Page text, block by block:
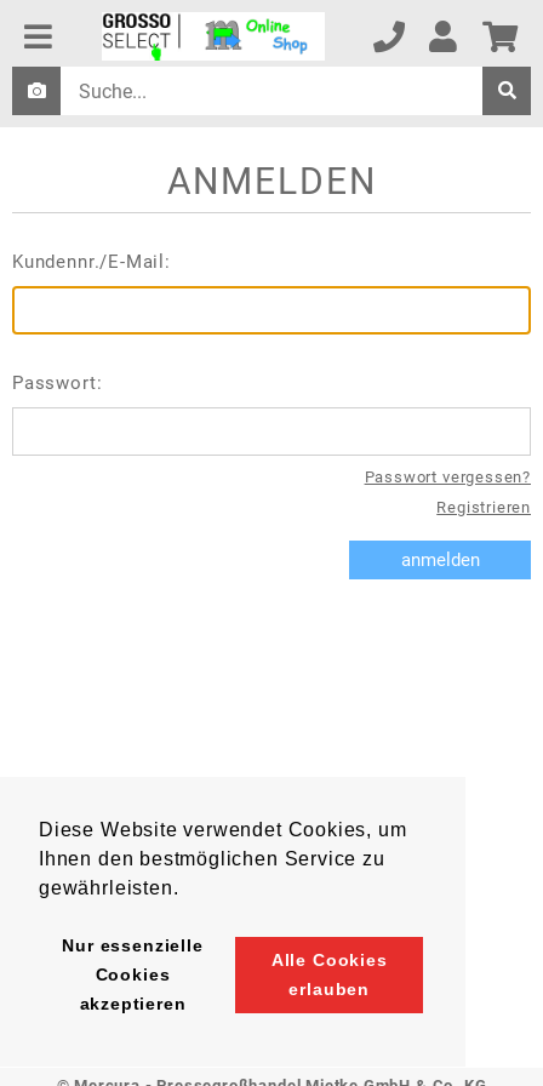
Diese Website verwendet Cookies, um
Ihnen den bestmöglichen Service zu
gewährleisten.
Nur essenzielle
Cookies
akzeptieren
Alle Cookies
erlauben
ANMELDEN
Kundennr./E-Mail:
Passwort:
Passwort vergessen?
Registrieren
anmelden